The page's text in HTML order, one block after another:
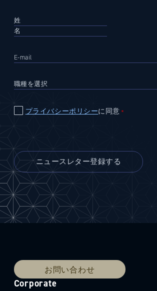
プライバシーポリシーに同意 ＊
お問い合わせ
Corporate